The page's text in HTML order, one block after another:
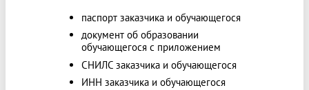
паспорт заказчика и обучающегося
документ об образовании
обучающегося с приложением
СНИЛС заказчика и обучающегося
ИНН заказчика и обучающегося